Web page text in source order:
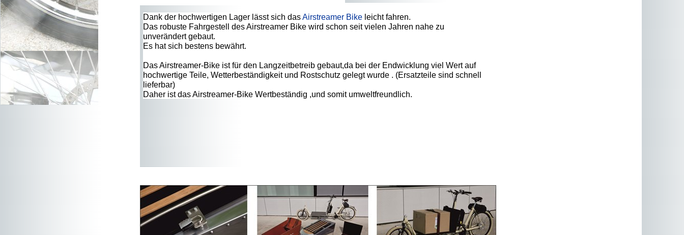
Dank der hochwertigen Lager lässt sich dasAirstreamer Bike leicht fahren.
Das robuste Fahrgestell des Airstreamer Bike wird schon seit vielen Jahren nahe zu
unverändert gebaut.
Es hat sich bestens bewährt.
Das Airstreamer-Bike ist für den Langzeitbetreib gebaut,da bei der Endwicklung viel Wert auf
hochwertige Teile, Wetterbeständigkeit und Rostschutz gelegt wurde . (Ersatzteile sind schnell
lieferbar)
Daher ist das Airstreamer-Bike Wertbeständig ,und somit umweltfreundlich.